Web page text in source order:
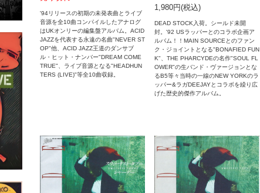
'94リリースの初期の未発表曲とライブ
音源を全10曲コンパイルしたアナログ
はUKオンリーの編集盤アルバム。ACID
JAZZを代表する永遠の名曲"NEVER ST
OP"他、ACID JAZZ王道のダンサブ
ル・ヒット・ナンバー"DREAM COME
TRUE"、ライブ音源となる"HEADHUN
TERS (LIVE)"等全10曲収録。
1,980円(税込)
DEAD STOCK入荷。シールド未開
封。'92 USラッパーとのコラボ企画ア
ルバム！！MAIN SOURCEとのファン
ク・ジョイントとなる"BONAFIED FUN
K"、THE PHARCYDEの名作"SOUL FL
OWER"の生バンド・ヴァージョンとな
るB5等々当時の一線のNEW YORKのラ
ッパー&ラガDEEJAYとコラボを繰り広
げた歴史的傑作アルバム。